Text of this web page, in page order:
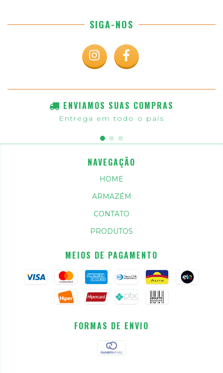
SIGA-NOS
ENVIAMOS SUAS COMPRAS
Entrega em todo o país
NAVEGAÇÃO
HOME
ARMAZÉM
CONTATO
PRODUTOS
MEIOS DE PAGAMENTO
FORMAS DE ENVIO